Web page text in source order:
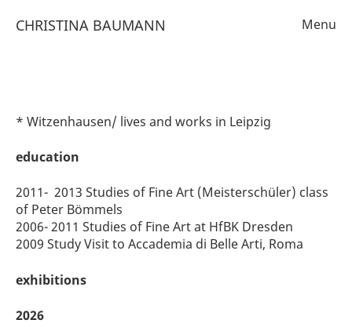
work on canvas
text
contact/imprint
datenschutz
CHRISTINA BAUMANN Menu
* Witzenhausen/ lives and works in Leipzig
education
2011- 2013 Studies of Fine Art (Meisterschüler) class
of Peter Bömmels
2006- 2011 Studies of Fine Art at HfBK Dresden
2009 Study Visit to Accademia di Belle Arti, Roma
exhibitions
2026